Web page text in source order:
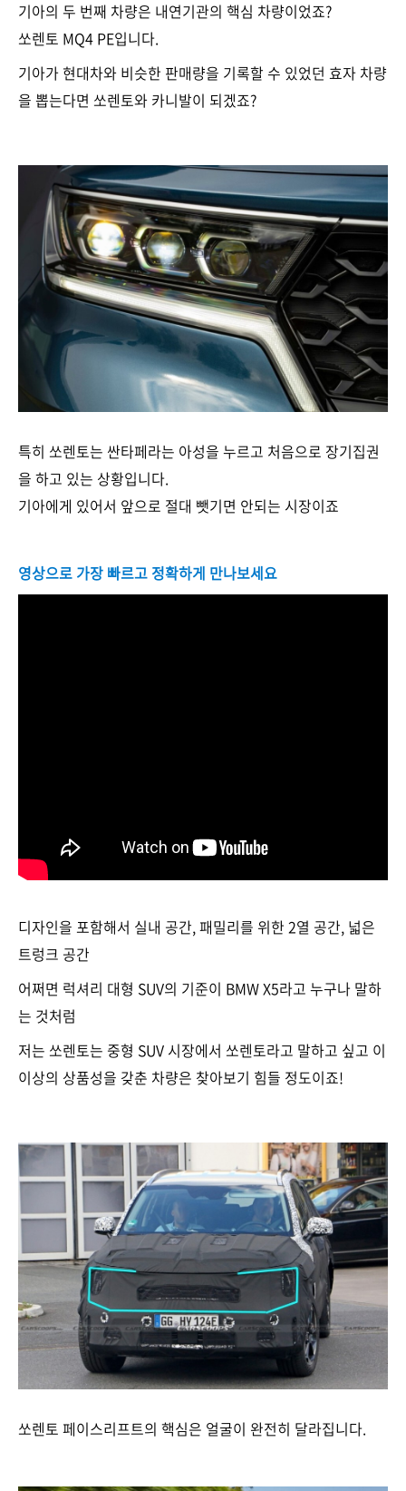
기아의 두 번째 차량은 내연기관의 핵심 차량이었죠?
쏘렌토 MQ4 PE입니다.
기아가 현대차와 비슷한 판매량을 기록할 수 있었던 효자 차량
을 뽑는다면 쏘렌토와 카니발이 되겠죠?
특히 쏘렌토는 싼타페라는 아성을 누르고 처음으로 장기집권
을 하고 있는 상황입니다.
기아에게 있어서 앞으로 절대 뺏기면 안되는 시장이죠
영상으로 가장 빠르고 정확하게 만나보세요
디자인을 포함해서 실내 공간, 패밀리를 위한 2열 공간, 넓은
트렁크 공간
어쩌면 럭셔리 대형 SUV의 기준이 BMW X5라고 누구나 말하
는 것처럼
저는 쏘렌토는 중형 SUV 시장에서 쏘렌토라고 말하고 싶고 이
이상의 상품성을 갖춘 차량은 찾아보기 힘들 정도이죠!
쏘렌토 페이스리프트의 핵심은 얼굴이 완전히 달라집니다.